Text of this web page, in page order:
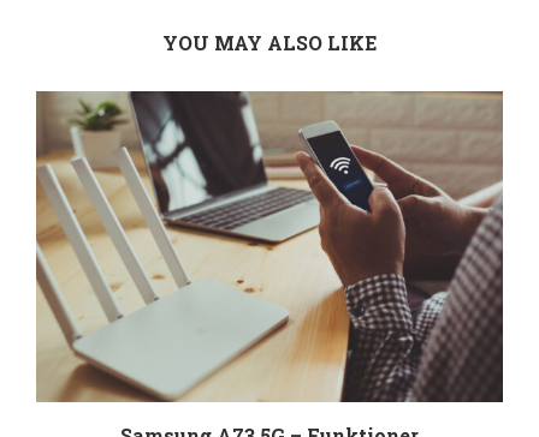
YOU MAY ALSO LIKE